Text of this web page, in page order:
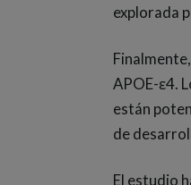
explorada
APOE-ε4.
están
de
El estudio